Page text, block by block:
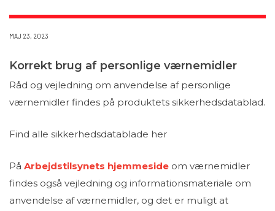
MAJ 23, 2023
Korrekt brug af personlige værnemidler
Råd og vejledning om anvendelse af personlige
værnemidler findes på produktets sikkerhedsdatablad.
Find alle sikkerhedsdatablade her
På Arbejdstilsynets hjemmeside om værnemidler
findes også vejledning og informationsmateriale om
anvendelse af værnemidler, og det er muligt at